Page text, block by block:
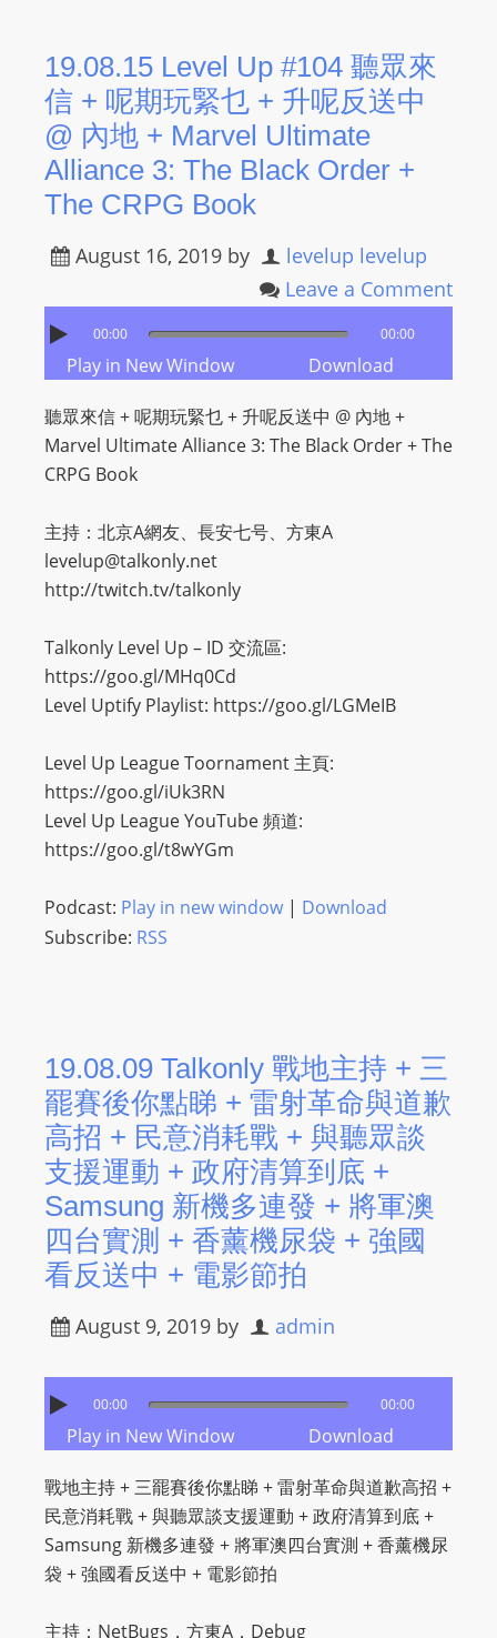
19.08.15 Level Up #104 聽眾來
信 + 呢期玩緊乜 + 升呢反送中
@ 內地 + Marvel Ultimate
Alliance 3: The Black Order +
The CRPG Book
August 16, 2019 by
levelup levelup
Leave a Comment
00:00 00:00
Play in New Window Download
聽眾來信 + 呢期玩緊乜 + 升呢反送中 @ 內地 +
Marvel Ultimate Alliance 3: The Black Order + The
CRPG Book
主持：北京A網友、長安七号、方東A
levelup@talkonly.net
http://twitch.tv/talkonly
Talkonly Level Up – ID 交流區:
https://goo.gl/MHq0Cd
Level Uptify Playlist: https://goo.gl/LGMeIB
Level Up League Toornament 主頁:
https://goo.gl/iUk3RN
Level Up League YouTube 頻道:
https://goo.gl/t8wYGm
Podcast: Play in new window| Download
Subscribe: RSS
19.08.09 Talkonly 戰地主持 + 三
罷賽後你點睇 + 雷射革命與道歉
高招 + 民意消耗戰 + 與聽眾談
支援運動 + 政府清算到底​ +
Samsung 新機多連發 + 將軍澳
四台實測 + 香薰機尿袋 + 強國
看反送中 + 電影節拍
August 9, 2019 by admin
00:00 00:00
Play in New Window Download
戰地主持 + 三罷賽後你點睇 + 雷射革命與道歉高招 +
民意消耗戰 + 與聽眾談支援運動 + 政府清算到底​ +
Samsung 新機多連發 + 將軍澳四台實測 + 香薰機尿
袋 + 強國看反送中 + 電影節拍
主持：NetBugs，方東A，Debug